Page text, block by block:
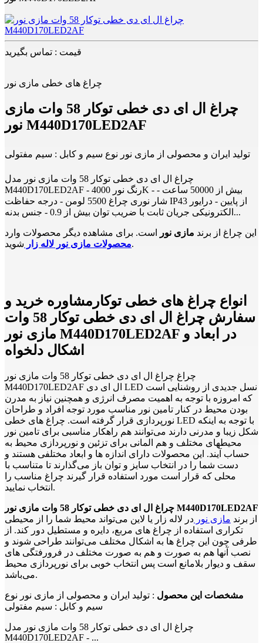
قیمت : تماس بگیرید
چراغ های خطی مازی نور
چراغ ال ای دی خطی توکار 58 وات مازی
نور M440D170LED2AF
تولید ایران و محصولی از مازی نور نوع سیم و کابل : سیم مفتولی
چراغ ال ای دی خطی توکار 58 وات مازی نور مدل
M440D170LED2AF - رنگ نور 4000K - بیش از 50000 ساعت -
شار نوری چراغ 5500 لومن - درجه حفاظت IP43 از پایین - درایور
الکترونیکی جریان ثابت با ضریب توان بیش از 0.9 - جنس بدنه...
این چراغ از برند مازی نور
است. برای مشاهده دیگر محصولات وارد
محصولات مازی نور لاله زارشوید.
انواع چراغ های خطی توکارمشاوره خرید و
سفارش چراغ ال ای دی خطی توکار 58 وات
مازی نور M440D170LED2AF در ابعاد و
اشکال دلخواه
چراغ چراغ ال ای دی خطی توکار 58 وات مازی نور
M440D170LED2AF ال ای دی LED نسل جدیدی از روشنایی است
که امروزه با توجه به اهمیت مصرف انرژی و همچنین نیاز به مدرن
بودن محیط در کنار تامین نور مناسب مورد توجه افراد و طراحان
نورپردازی قرار گرفته است. چراغ های خطی LED با توجه به اینکه
شکل زیبا و مدرنی دارند می‌توانند هم راهکار مناسبی برای تامین نور
محیطهای مختلف و هم المانی برای تزئین و نورپردازی محیط به
حساب آیند. این محصولات دارای اندازه ها و ابعاد مختلفی هستند و
دست شما را در انتخاب سایز و توان باز می‌گذارند تا متناسب با
محلی که قرار است مورد استفاده قرار گیرند چراغ مناسب را
انتخاب نمایید.
چراغ ال ای دی خطی توکار 58 وات مازی نور M440D170LED2AF
از برند مازی نور در لاله زار یا لاین می‌تواند محیط شما را از محیطی
تکراری استفاده از چراغ های مربع، دایره و مستطیل دور کند. از
طرفی چون این چراغ ها به اشکال مختلف می‌توانند طراحی شوند و
نصب آنها هم به صورت و هم به صورت مختلف در فرورفتگی های
سقف و دیوار بلامانع است پس انتخاب خوبی برای نورپردازی محیط
می‌باشد.
مشخصات این محصول : تولید ایران و محصولی از مازی نور نوع
سیم و کابل : سیم مفتولی
چراغ ال ای دی خطی توکار 58 وات مازی نور مدل
M440D170LED2AF - ...